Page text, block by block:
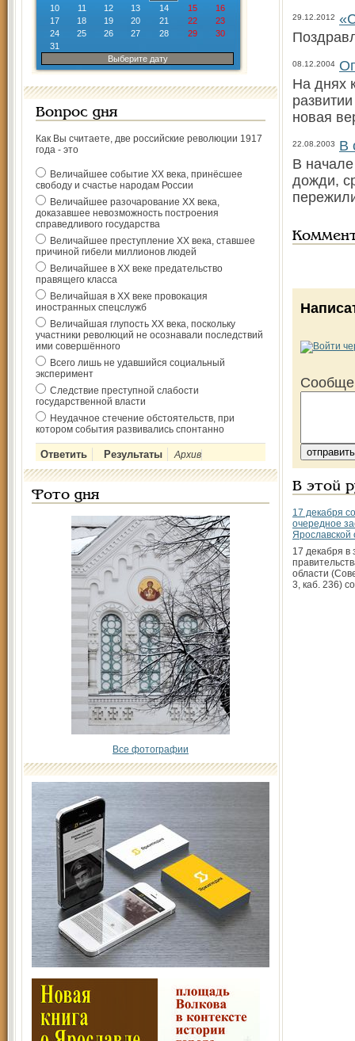
10
11 12 13 14 15
16
17
18 19 20 21 22
23
24
25 26 27 28 29
30
31
Выберите дату
Вопрос дня
Как Вы считаете, две российские революции 1917
года - это
Величайшее событие ХХ века, принёсшее
свободу и счастье народам России
Величайшее разочарование ХХ века,
доказавшее невозможность построения
справедливого государства
Величайшее преступление ХХ века, ставшее
причиной гибели миллионов людей
Величайшее в ХХ веке предательство
правящего класса
Величайшая в ХХ веке провокация
иностранных спецслужб
Величайшая глупость ХХ века, поскольку
участники революций не осознавали последствий
ими совершённого
Всего лишь не удавшийся социальный
эксперимент
Следствие преступной слабости
государственной власти
Неудачное стечение обстоятельств, при
котором события развивались спонтанно
Архив
Фото дня
Все фотографии
29.12.2012
08.12.2004
На днях
новая
22.08.2003
B
В
дожди,
В этой
17 декабря
очередное
Ярославской
17 декабря в
области
3, каб. 236)